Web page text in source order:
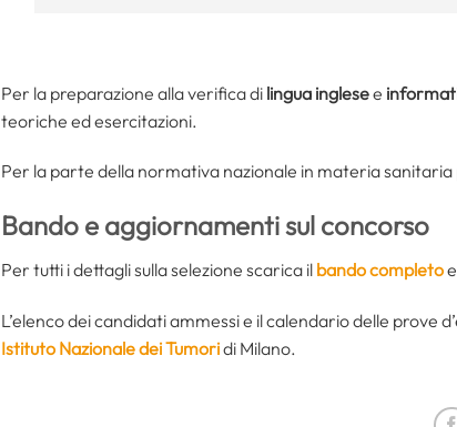
Per la preparazione alla verifica di lingua inglesee
teoriche ed esercitazioni.
Per la parte della normativa nazionale in materia sanitaria
Bando e aggiornamenti sul concorso
Per tutti i dettagli sulla selezione scarica il bando completo
L’elenco dei candidati ammessi e il calendario delle prove
Istituto Nazionale dei Tumoridi Milano.